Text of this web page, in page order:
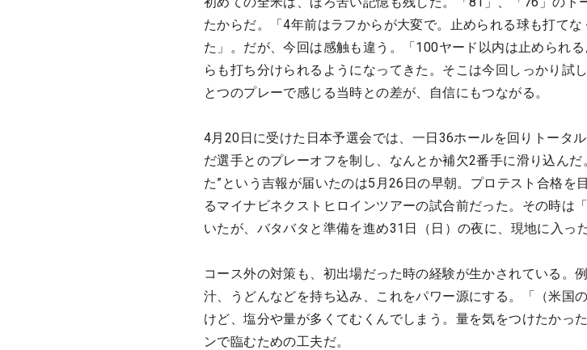
たからだ。「4年前はラフからが大変で。止められる球も打て
た」。だが、今回は感触も違う。「100ヤード以内は止められ
らも打ち分けられるようになってきた。そこは今回しっかり試
とつのプレーで感じる当時との差が、自信にもつながる。
4月20日に受けた日本予選会では、一日36ホールを回りトータ
だ選手とのプレーオフを制し、なんとか補欠2番手に滑り込んだ
た”という吉報が届いたのは5月26日の早朝。プロテスト合格を
るマイナビネクストヒロインツアーの試合前だった。その時は
いたが、バタバタと準備を進め31日（日）の夜に、現地に入った
コース外の対策も、初出場だった時の経験が生かされている。
汁、うどんなどを持ち込み、これをパワー源にする。「（米国
けど、塩分や量が多くてむくんでしまう。量を気をつけたかっ
ンで臨むための工夫だ。